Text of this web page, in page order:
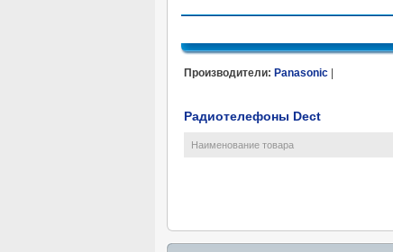
Производители: Panasonic
Радиотелефоны Dect
Наименование товара